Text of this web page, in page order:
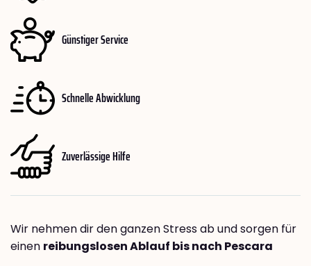
Günstiger Service
Schnelle Abwicklung
Zuverlässige Hilfe
Wir nehmen dir den ganzen Stress ab und sorgen für
einen reibungslosen Ablauf bis nach Pescara